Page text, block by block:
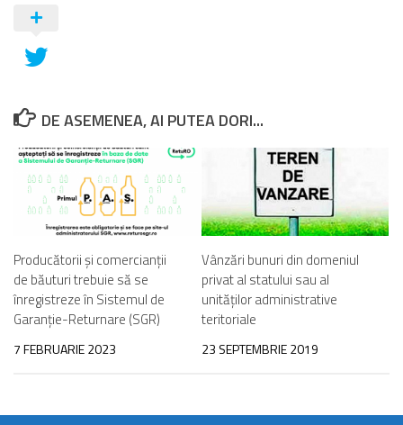
DE ASEMENEA, AI PUTEA DORI...
Producătorii și comercianții
de băuturi trebuie să se
înregistreze în Sistemul de
Garanție-Returnare (SGR)
7 FEBRUARIE 2023
Vânzări bunuri din domeniul
privat al statului sau al
unităților administrative
teritoriale
23 SEPTEMBRIE 2019